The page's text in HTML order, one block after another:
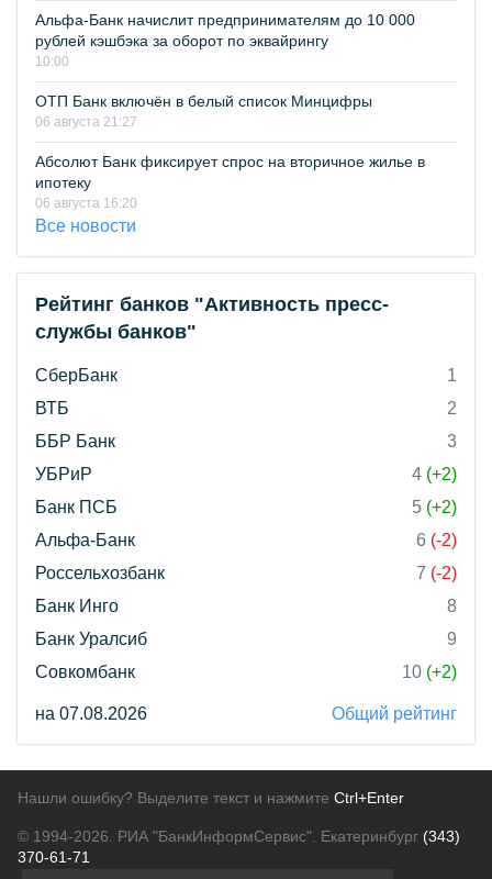
Альфа-Банк начислит предпринимателям до 10 000
рублей кэшбэка за оборот по эквайрингу
10:00
ОТП Банк включён в белый список Минцифры
06 августа 21:27
Абсолют Банк фиксирует спрос на вторичное жилье в
ипотеку
06 августа 16:20
Все новости
Рейтинг банков "Активность пресс-
службы банков"
СберБанк
1
ВТБ
2
ББР Банк
3
УБРиР
4 (+2)
Банк ПСБ
5 (+2)
Альфа-Банк
6 (-2)
Россельхозбанк
7 (-2)
Банк Инго
8
Банк Уралсиб
9
Совкомбанк
10 (+2)
на 07.08.2026 Общий рейтинг
Нашли ошибку? Выделите текст и нажмите Ctrl+Enter
© 1994-2026. РИА "БанкИнформСервис". Екатеринбург (343)
370-61-71